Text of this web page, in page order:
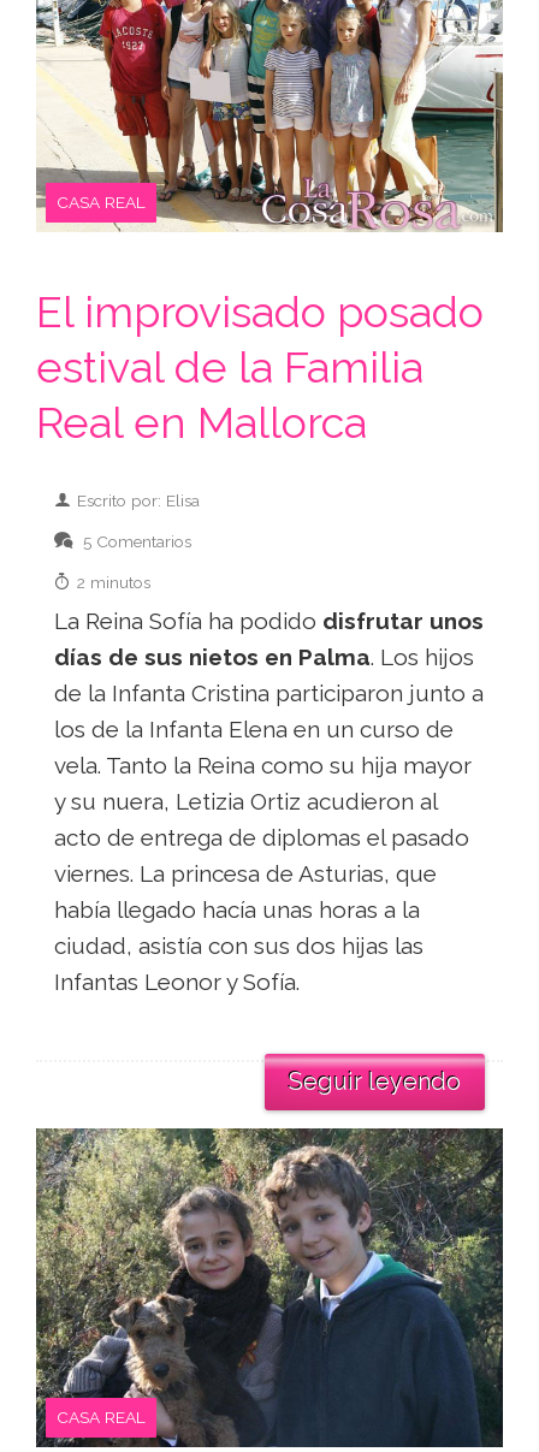
CASA REAL
El improvisado posado
estival de la Familia
Real en Mallorca
Escrito por: Elisa
5 Comentarios
2 minutos
La Reina Sofía ha podido disfrutar unos
días de sus nietos en Palma. Los hijos
de la Infanta Cristina participaron junto a
los de la Infanta Elena en un curso de
vela. Tanto la Reina como su hija mayor
y su nuera, Letizia Ortiz acudieron al
acto de entrega de diplomas el pasado
viernes. La princesa de Asturias, que
había llegado hacía unas horas a la
ciudad, asistía con sus dos hijas las
Infantas Leonor y Sofía.
Seguir leyendo
CASA REAL